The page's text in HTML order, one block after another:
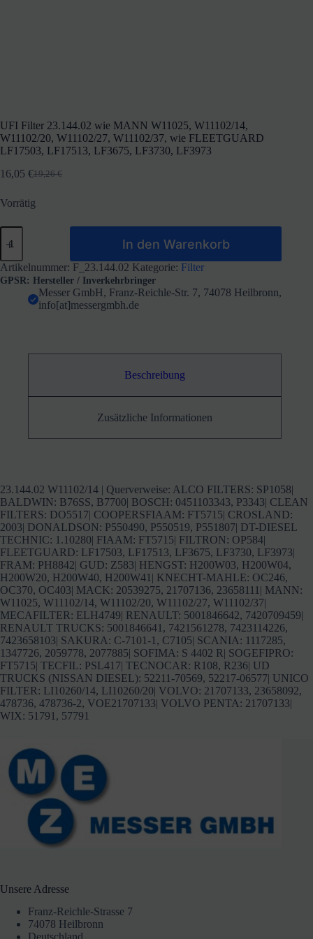
UFI Filter 23.144.02 wie MANN W11025, W11102/14,
W11102/20, W11102/27, W11102/37, wie FLEETGUARD
LF17503, LF17513, LF3675, LF3730, LF3973
19,26€
Ursprünglicher
war:
16,05 €Aktueller
ist:
Vorrätig
UFI
Filter
wie
MANN
W11102/14,
LF3675,
In den Warenkorb
Artikelnummer: F_23.144.02 Kategorie: Filter
GPSR: Hersteller / Inverkehrbringer
Messer GmbH, Franz-Reichle-Str. 7, 74078 Heilbronn,
info[at]messergmbh.de
Beschreibung
Zusätzliche Informationen
23.144.02 W11102/14 | Querverweise: ALCO FILTERS: SP1058|
BALDWIN: B76SS, B7700| BOSCH: 0451103343, P3343| CLEAN
FILTERS: DO5517| COOPERSFIAAM: FT5715| CROSLAND:
2003| DONALDSON: P550490, P550519, P551807| DT-DIESEL
TECHNIC: 1.10280| FIAAM: FT5715| FILTRON: OP584|
FLEETGUARD: LF17503, LF17513, LF3675, LF3730, LF3973|
FRAM: PH8842| GUD: Z583| HENGST: H200W03, H200W04,
H200W20, H200W40, H200W41| KNECHT-MAHLE: OC246,
OC370, OC403| MACK: 20539275, 21707136, 23658111| MANN:
W11025, W11102/14, W11102/20, W11102/27, W11102/37|
MECAFILTER: ELH4749| RENAULT: 5001846642, 7420709459|
RENAULT TRUCKS: 5001846641, 7421561278, 7423114226,
7423658103| SAKURA: C-7101-1, C7105| SCANIA: 1117285,
1347726, 2059778, 2077885| SOFIMA: S 4402 R| SOGEFIPRO:
FT5715| TECFIL: PSL417| TECNOCAR: R108, R236| UD
TRUCKS (NISSAN DIESEL): 52211-70569, 52217-06577| UNICO
FILTER: LI10260/14, LI10260/20| VOLVO: 21707133, 23658092,
478736, 478736-2, VOE21707133| VOLVO PENTA: 21707133|
WIX: 51791, 57791
Unsere Adresse
Franz-Reichle-Strasse 7
74078 Heilbronn
Deutschland